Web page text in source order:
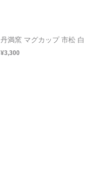
丹満窯 マグカップ 市松 白
¥3,300